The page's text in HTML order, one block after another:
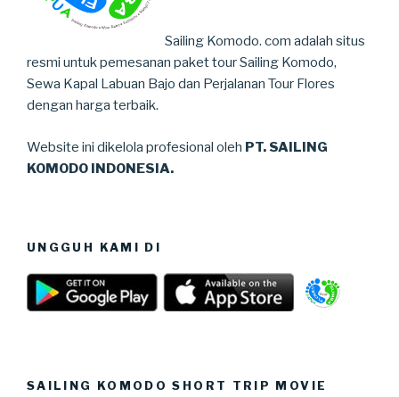
Sailing Komodo. com adalah situs
resmi untuk pemesanan paket tour Sailing Komodo,
Sewa Kapal Labuan Bajo dan Perjalanan Tour Flores
dengan harga terbaik.
Website ini dikelola profesional oleh PT. SAILING
KOMODO INDONESIA.
UNGGUH KAMI DI
SAILING KOMODO SHORT TRIP MOVIE